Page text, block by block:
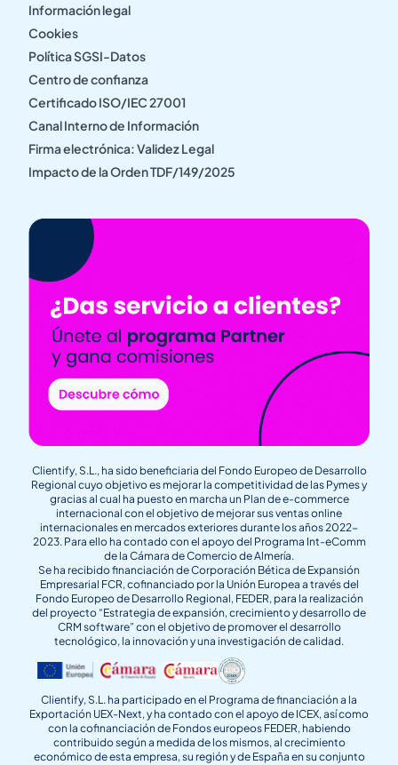
Información legal
Cookies
Política SGSI-Datos
Centro de confianza
Certificado ISO/IEC 27001
Canal Interno de Información
Firma electrónica: Validez Legal
Impacto de la Orden TDF/149/2025
Clientify, S.L., ha sido beneficiaria del Fondo Europeo de Desarrollo
Regional cuyo objetivo es mejorar la competitividad de las Pymes y
gracias al cual ha puesto en marcha un Plan de e-commerce
internacional con el objetivo de mejorar sus ventas online
internacionales en mercados exteriores durante los años 2022-
2023. Para ello ha contado con el apoyo del Programa Int-eComm
de la Cámara de Comercio de Almería.
Se ha recibido financiación de Corporación Bética de Expansión
Empresarial FCR, cofinanciado por la Unión Europea a través del
Fondo Europeo de Desarrollo Regional, FEDER, para la realización
del proyecto “Estrategia de expansión, crecimiento y desarrollo de
CRM software” con el objetivo de promover el desarrollo
tecnológico, la innovación y una investigación de calidad.
Clientify, S.L. ha participado en el Programa de financiación a la
Exportación UEX-Next, y ha contado con el apoyo de ICEX, así como
con la cofinanciación de Fondos europeos FEDER, habiendo
contribuido según a medida de los mismos, al crecimiento
económico de esta empresa, su región y de España en su conjunto